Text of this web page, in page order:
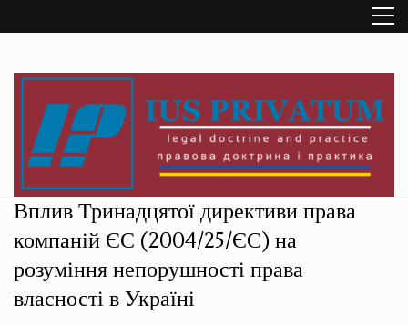
до
(натисніть
IUS PRIVATUM
(legal doctrine and practice / правова доктрина і практика)
Вплив Тринадцятої директиви права
компаній ЄС (2004/25/ЄС) на
розуміння непорушності права
власності в Україні